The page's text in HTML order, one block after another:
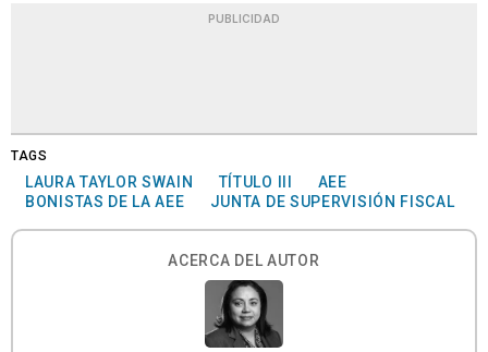
PUBLICIDAD
TAGS
LAURA TAYLOR SWAIN TÍTULO III
AEE
BONISTAS DE LA AEE
JUNTA DE SUPERVISIÓN FISCAL
ACERCA DEL AUTOR